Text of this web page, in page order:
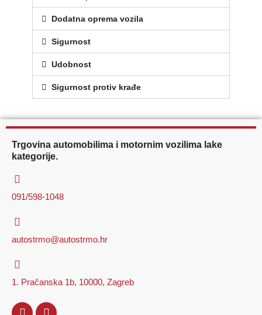
Dodatna oprema vozila
Sigurnost
Udobnost
Sigurnost protiv krađe
Trgovina automobilima i motornim vozilima lake
kategorije.
091/598-1048
autostrmo@autostrmo.hr
1. Pračanska 1b, 10000, Zagreb